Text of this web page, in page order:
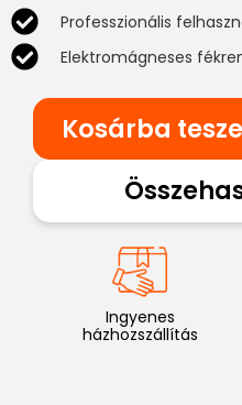
Professzionális
Elektromágneses
Kosárba
Ingyenes
házhozszállítás